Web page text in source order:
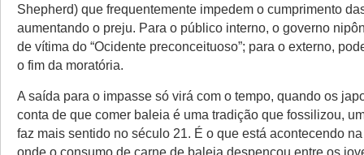
Shepherd) que frequentemente impedem o cumprimento
aumentando o preju. Para o público interno, o governo
de vítima do “Ocidente preconceituoso”; para o externo,
o fim da moratória.
A saída para o impasse só virá com o tempo, quando os
conta de que comer baleia é uma tradição que fossilizou,
faz mais sentido no século 21. É o que está acontecendo
onde o consumo de carne de baleia despencou entre os